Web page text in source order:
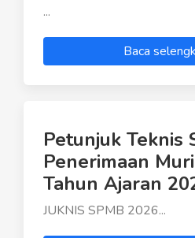
...
Baca
Petunjuk Teknis
Penerimaan
Tahun Ajaran
JUKNIS SPMB 2026...